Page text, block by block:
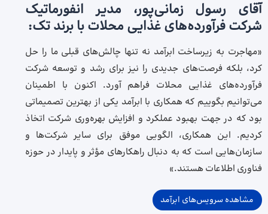
آقای رسول زمانی‌پور، مدیر انفورماتیک
شرکت فرآورده‌های غذایی محلات با برند تک:
«مهاجرت به زیرساخت ابرآمد نه‌ تنها چالش‌های قبلی ما را حل
کرد، بلکه فرصت‌های جدیدی را نیز برای رشد و توسعه شرکت
فرآورده‌های غذایی محلات فراهم آورد. اکنون با اطمینان
می‌توانیم بگوییم که همکاری با ابرآمد یکی از بهترین تصمیماتی
بود که در جهت بهبود عملکرد و افزایش بهره‌وری شرکت اتخاذ
کردیم. این همکاری، الگویی موفق برای سایر شرکت‌ها و
سازمان‌هایی است که به دنبال راهکارهای مؤثر و پایدار در حوزه
فناوری اطلاعات هستند.»
مشاهده سرویس‌های ابرآمد